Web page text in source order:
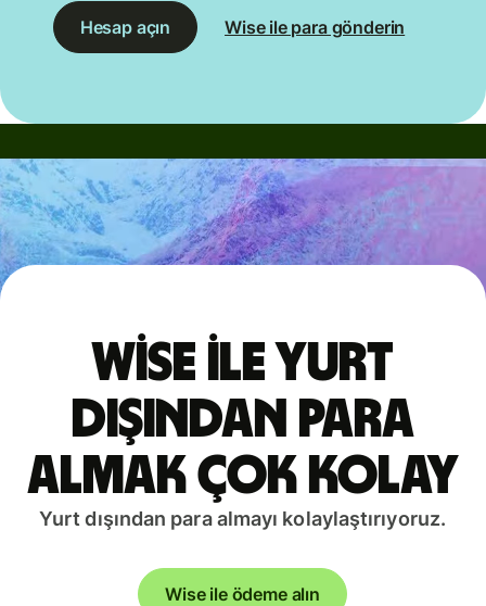
Hesap açın Wise ile para gönderin
Wise ile yurt
dışından para
almak çok kolay
Yurt dışından para almayı kolaylaştırıyoruz.
Wise ile ödeme alın